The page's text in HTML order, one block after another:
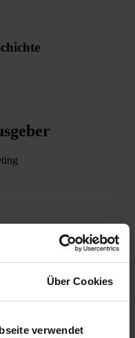
Über Cookies
verwendet